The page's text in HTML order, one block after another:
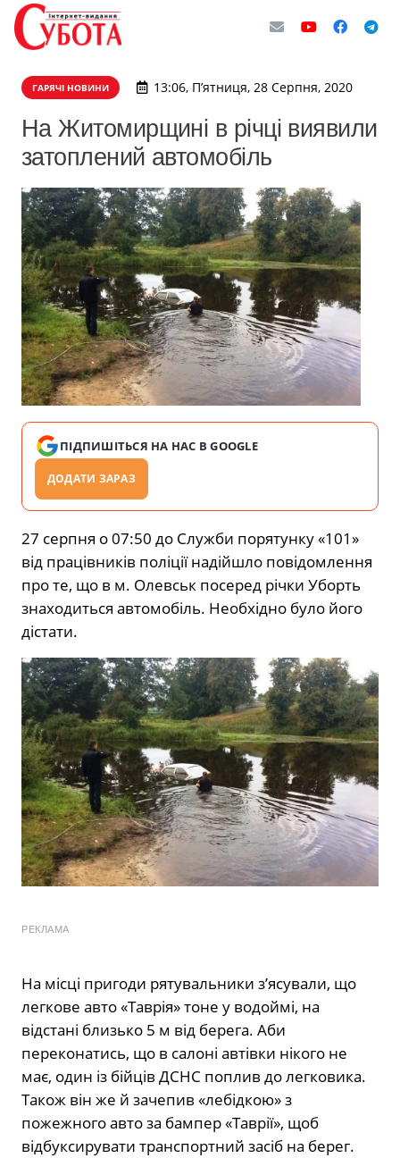
ГАРЯЧІ НОВИНИ 13:06, П’ятниця, 28 Серпня, 2020
На Житомирщині в річці виявили
затоплений автомобіль
ПІДПИШІТЬСЯ НА НАС В GOOGLE
ДОДАТИ ЗАРАЗ
27 серпня о 07:50 до Служби порятунку «101»
від працівників поліції надійшло повідомлення
про те, що в м. Олевськ посеред річки Уборть
знаходиться автомобіль. Необхідно було його
дістати.
РЕКЛАМА
На місці пригоди рятувальники з’ясували, що
легкове авто «Таврія» тоне у водоймі, на
відстані близько 5 м від берега. Аби
переконатись, що в салоні автівки нікого не
має, один із бійців ДСНС поплив до легковика.
Також він же й зачепив «лебідкою» з
пожежного авто за бампер «Таврії», щоб
відбуксирувати транспортний засіб на берег.